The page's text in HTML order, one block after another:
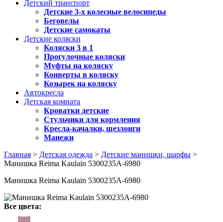
Детский транспорт
Детские 3-х колесные велосипеды
Беговелы
Детские самокаты
Детские коляски
Коляски 3 в 1
Прогулочные коляски
Муфты на коляску
Конверты в коляску
Козырек на коляску
Автокресла
Детская комната
Кроватки детские
Стульчики для кормления
Кресла-качалки, шезлонги
Манежи
Главная > Детская одежда > Детские манишки, шарфы >
Манишка Reima Kaulain 5300235A-6980
Манишка Reima Kaulain 5300235A-6980
Все цвета: